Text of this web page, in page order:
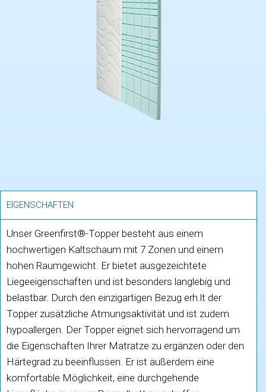
EIGENSCHAFTEN
Unser Greenfirst®-Topper besteht aus einem
hochwertigen Kaltschaum mit 7 Zonen und einem
hohen Raumgewicht. Er bietet ausgezeichtete
Liegeeigenschaften und ist besonders langlebig und
belastbar. Durch den einzigartigen Bezug erh.lt der
Topper zusätzliche Atmungsaktivität und ist zudem
hypoallergen. Der Topper eignet sich hervorragend um
die Eigenschaften Ihrer Matratze zu ergänzen oder den
Härtegrad zu beeinflussen. Er ist außerdem eine
komfortable Möglichkeit, eine durchgehende